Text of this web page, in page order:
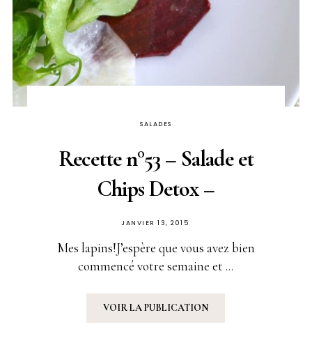
SALADES
Recette n°53 – Salade et
Chips Detox –
PUBLIÉ
JANVIER 13, 2015
Mes lapins!J’espère que vous avez bien
commencé votre semaine et ...
VOIR LA PUBLICATION